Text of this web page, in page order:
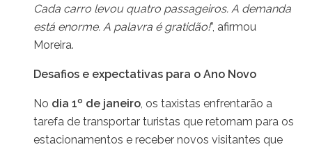
Cada carro levou quatro passageiros. A demanda
está enorme. A palavra é gratidão!”, afirmou
Moreira.
Desafios e expectativas para o Ano Novo
No dia 1º de janeiro , os taxistas enfrentarão a
tarefa de transportar turistas que retornam para os
estacionamentos e receber novos visitantes que